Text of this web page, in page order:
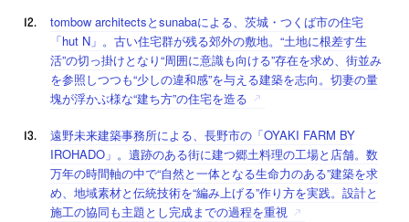
tombow architectsとsunabaによる、茨城・つくば市の住宅
「hut N」。古い住宅群が残る郊外の敷地。“土地に根差す生
活”の切っ掛けとなり“周囲に意識も向ける”存在を求め、街並み
を参照しつつも“少しの違和感”を与える建築を志向。切妻の量
塊が浮かぶ様な“建ち方”の住宅を造る
遠野未来建築事務所による、長野市の「OYAKI FARM BY
IROHADO」。遺跡のある街に建つ郷土料理の工場と店舗。数
万年の時間軸の中で“自然と一体となる生命力のある”建築を求
め、地域素材と伝統技術を“編み上げる”作り方を実践。設計と
施工の協同も主題とし完成までの過程を重視